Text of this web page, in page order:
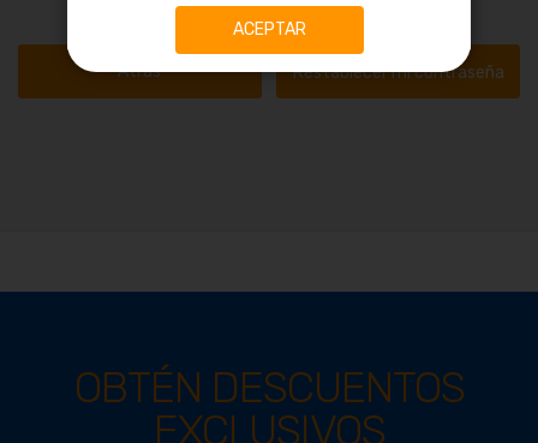
Restablecer mi contraseña
Atrás
OBTÉN DESCUENTOS
EXCLUSIVOS
ACEPTAR